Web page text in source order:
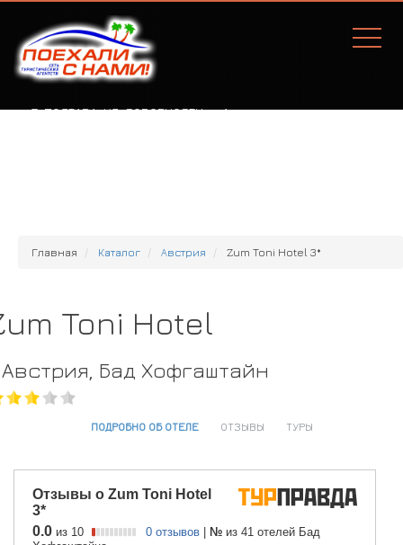
Г. ПОЛТАВА, УЛ. СОБОРНОСТИ, 77А
Главная Каталог Австрия Zum Toni Hotel 3*
Toni Hotel
Австрия, Бад Хофгаштайн
ПОДРОБНО ОБ ОТЕЛЕ ОТЗЫВЫ ТУРЫ